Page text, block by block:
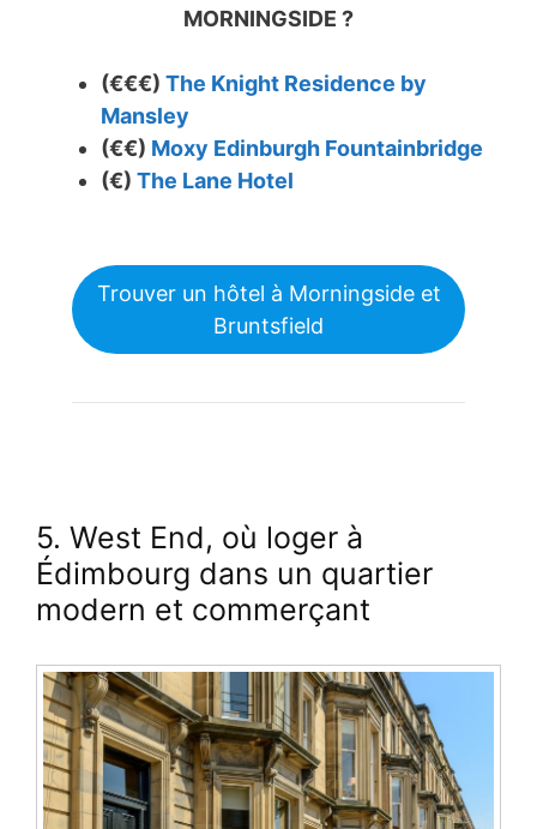
MORNINGSIDE ?
(€€€) The Knight Residence by
Mansley
(€€) Moxy Edinburgh Fountainbridge
(€) The Lane Hotel
Trouver un hôtel à Morningside et
Bruntsfield
5. West End, où loger à
Édimbourg dans un quartier
modern et commerçant